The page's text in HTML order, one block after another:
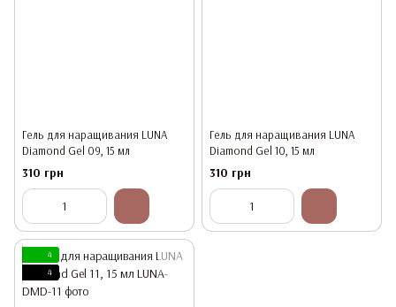
Гель для наращивания LUNA
Diamond Gel 09, 15 мл
310 грн
Гель для наращивания LUNA
Diamond Gel 10, 15 мл
310 грн
4
4